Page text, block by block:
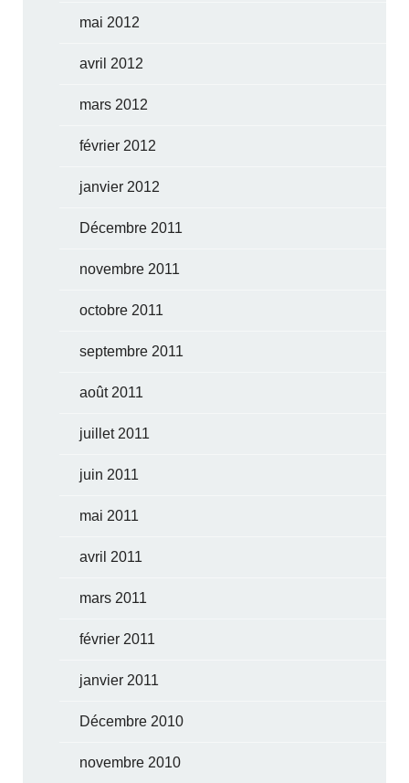
mai 2012
avril 2012
mars 2012
février 2012
janvier 2012
Décembre 2011
novembre 2011
octobre 2011
septembre 2011
août 2011
juillet 2011
juin 2011
mai 2011
avril 2011
mars 2011
février 2011
janvier 2011
Décembre 2010
novembre 2010